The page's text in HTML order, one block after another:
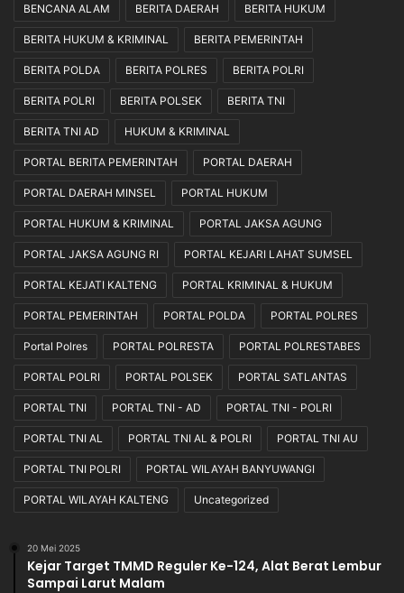
BENCANA ALAM BERITA DAERAH BERITA HUKUM
BERITA HUKUM & KRIMINAL BERITA PEMERINTAH
BERITA POLDA BERITA POLRES BERITA POLRI
BERITA POLRI BERITA POLSEK BERITA TNI
BERITA TNI AD HUKUM & KRIMINAL
PORTAL BERITA PEMERINTAH PORTAL DAERAH
PORTAL DAERAH MINSEL PORTAL HUKUM
PORTAL HUKUM & KRIMINAL PORTAL JAKSA AGUNG
PORTAL JAKSA AGUNG RI PORTAL KEJARI LAHAT SUMSEL
PORTAL KEJATI KALTENG PORTAL KRIMINAL & HUKUM
PORTAL PEMERINTAH PORTAL POLDA PORTAL POLRES
Portal Polres PORTAL POLRESTA PORTAL POLRESTABES
PORTAL POLRI PORTAL POLSEK PORTAL SATLANTAS
PORTAL TNI PORTAL TNI - AD PORTAL TNI - POLRI
PORTAL TNI AL PORTAL TNI AL & POLRI PORTAL TNI AU
PORTAL TNI POLRI PORTAL WILAYAH BANYUWANGI
PORTAL WILAYAH KALTENG Uncategorized
20 Mei 2025
Kejar Target TMMD Reguler Ke-124, Alat Berat Lembur
Sampai Larut Malam